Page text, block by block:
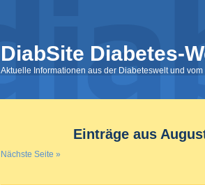
DiabSite Diabetes-
Aktuelle Informationen aus der Diabeteswelt und
Einträge aus
Nächste Seite »